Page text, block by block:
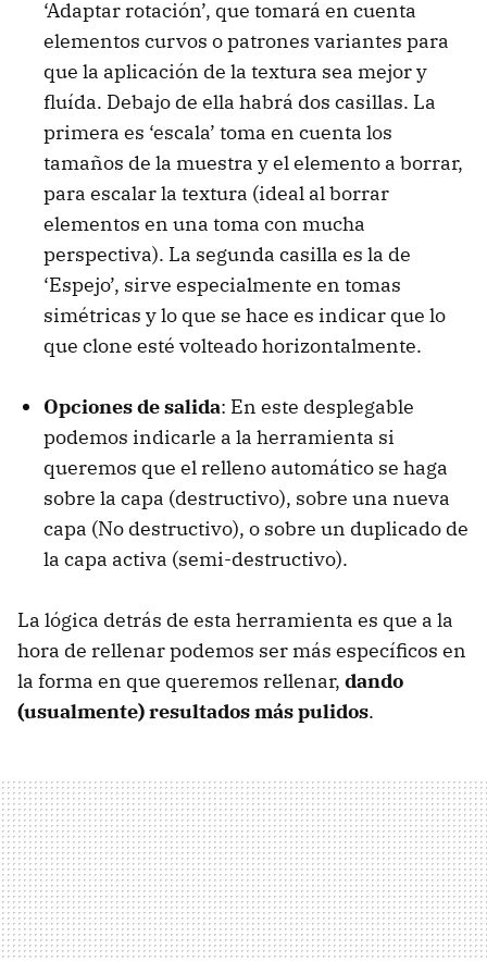
‘Adaptar rotación’, que tomará en cuenta
elementos curvos o patrones variantes para
que la aplicación de la textura sea mejor y
fluída. Debajo de ella habrá dos casillas. La
primera es ‘escala’ toma en cuenta los
tamaños de la muestra y el elemento a borrar,
para escalar la textura (ideal al borrar
elementos en una toma con mucha
perspectiva). La segunda casilla es la de
‘Espejo’, sirve especialmente en tomas
simétricas y lo que se hace es indicar que lo
que clone esté volteado horizontalmente.
Opciones de salida: En este desplegable
podemos indicarle a la herramienta si
queremos que el relleno automático se haga
sobre la capa (destructivo), sobre una nueva
capa (No destructivo), o sobre un duplicado de
la capa activa (semi-destructivo).
La lógica detrás de esta herramienta es que a la
hora de rellenar podemos ser más específicos en
la forma en que queremos rellenar, dando
(usualmente) resultados más pulidos.